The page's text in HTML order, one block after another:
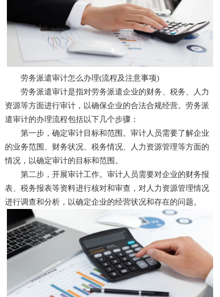
劳务派遣审计怎么办理(流程及注意事项)
劳务派遣审计是指对劳务派遣企业的财务、税务、人力
资源等方面进行审计，以确保企业的合法合规经营。劳务派
遣审计的办理流程包括以下几个步骤：
第一步，确定审计目标和范围。审计人员需要了解企业
的业务范围、财务状况、税务情况、人力资源管理等方面的
情况，以确定审计的目标和范围。
第二步，开展审计工作。审计人员需要对企业的财务报
表、税务报表等资料进行核对和审查，对人力资源管理情况
进行调查和分析，以确定企业的经营状况和存在的问题。